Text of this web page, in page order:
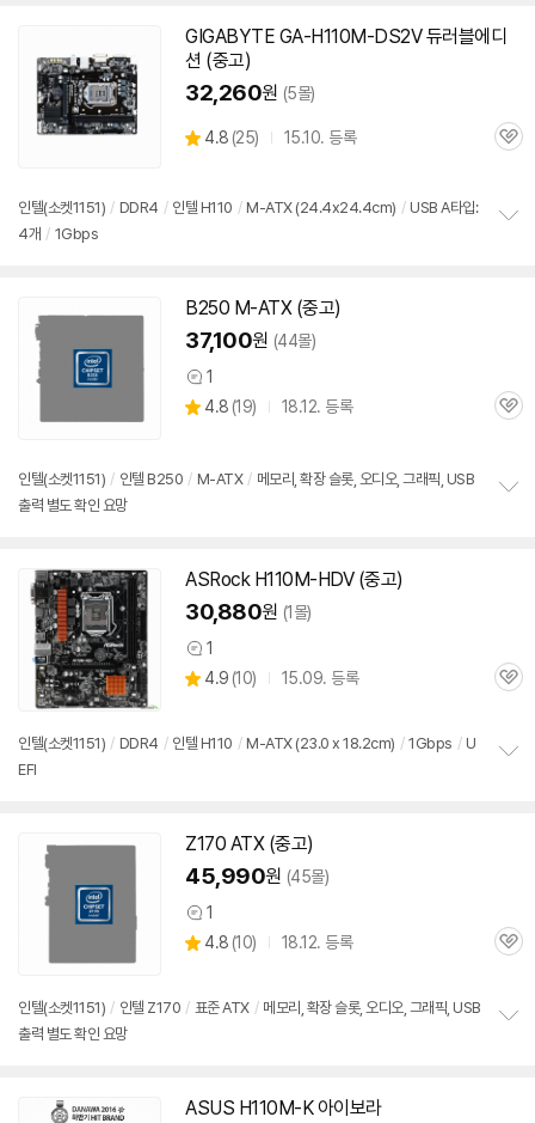
GIGABYTE GA-H110M-DS2V 듀러블에디
션 (중고)
32,260원 (5몰)
별
4.8 (상
뷰
25) 15.10. 등록
관
인텔(소켓1151) / DDR4 / 인텔 H110 / M-ATX (24.4x24.4cm) / USB A타입:
4개 / 1Gbps
B250 M-ATX (중고)
37,100원 (44몰)
상
품
1
별
4.8 (상
뷰
19) 18.12. 등록
관
인텔(소켓1151) / 인텔 B250 / M-ATX / 메모리, 확장 슬롯, 오디오, 그래픽, USB
출력 별도 확인 요망
ASRock H110M-HDV (중고)
30,880원 (1몰)
상
품
1
별
4.9 (상
뷰
10) 15.09. 등록
관
인텔(소켓1151) / DDR4 / 인텔 H110 / M-ATX (23.0 x 18.2cm) / 1Gbps / U
EFI
Z170 ATX (중고)
45,990원 (45몰)
상
품
1
별
4.8 (상
10) 18.12. 등록
관
인텔(소켓1151) / 인텔 Z170 / 표준 ATX / 메모리, 확장 슬롯, 오디오, 그래픽, USB
출력 별도 확인 요망
ASUS H110M-K 아이보라